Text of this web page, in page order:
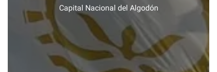
Capital Nacional del Algodón